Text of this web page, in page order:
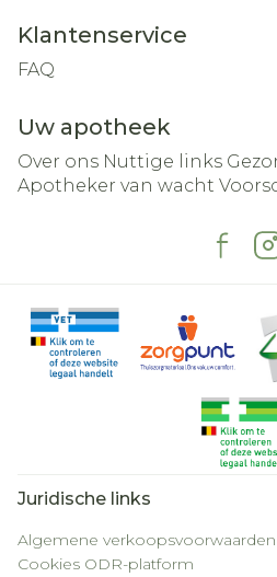
Klantenservice
FAQ
Uw apotheek
Over ons Nuttige links
Apotheker van wacht
Juridische links
Algemene verkoopsvoorwaarden
Cookies ODR-platform